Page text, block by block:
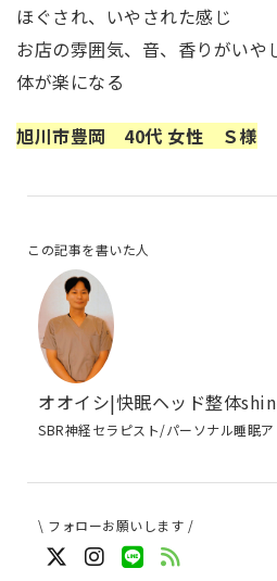
ほぐされ、いやされた感じ
お店の雰囲気、音、香りがいや
体が楽になる
旭川市豊岡 40代 女性 Ｓ様
この記事を書いた人
オオイシ|快眠ヘッド整体
SBR神経セラピスト/パーソナル睡眠
\ フォローお願いします /